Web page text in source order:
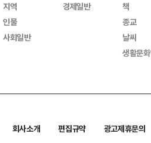
지역
인물
사회일반
경제일반
책
종교
날씨
생활문
회사소개 편집규약
광고제휴문의